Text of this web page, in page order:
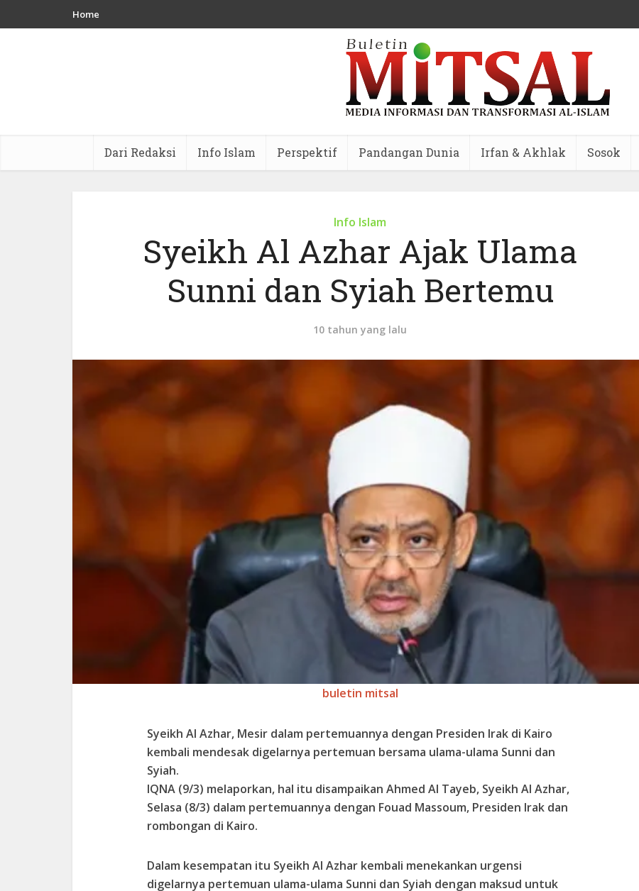
Home
Dari Redaksi Info Islam Perspektif Pandangan Dunia Irfan & Akhlak Sosok
Info Islam
Syeikh Al Azhar Ajak Ulama
Sunni dan Syiah Bertemu
10 tahun yang lalu
buletin mitsal
Syeikh Al Azhar, Mesir dalam pertemuannya dengan Presiden Irak di Kairo
kembali mendesak digelarnya pertemuan bersama ulama-ulama Sunni dan
Syiah.
IQNA (9/3) melaporkan, hal itu disampaikan Ahmed Al Tayeb, Syeikh Al Azhar,
Selasa (8/3) dalam pertemuannya dengan Fouad Massoum, Presiden Irak dan
rombongan di Kairo.
Dalam kesempatan itu Syeikh Al Azhar kembali menekankan urgensi
digelarnya pertemuan ulama-ulama Sunni dan Syiah dengan maksud untuk